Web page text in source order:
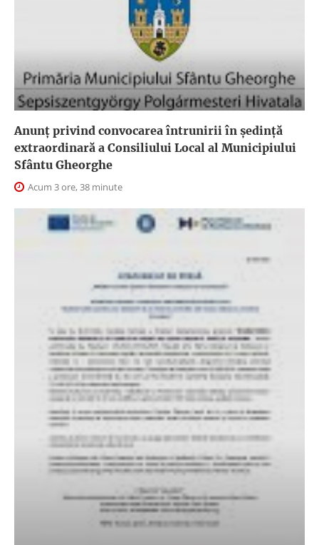
Anunţ privind convocarea întrunirii în şedinţă
extraordinară a Consiliului Local al Municipiului
Sfântu Gheorghe
Acum 3 ore, 38 minute